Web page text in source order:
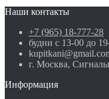
Наши контакты
+7 (965) 18-777-28
будни с 13-00 до
г. Москва,
Информация